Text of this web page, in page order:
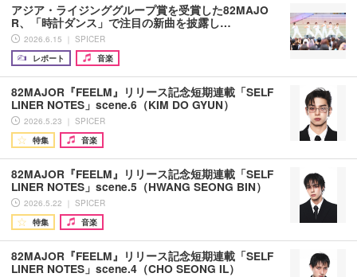
アジア・ライジンググループ賞を受賞した82MAJO
R、「時計ダンス」で注目の新曲を披露し…
2026.6.15 ｜ SPICER
レポート
音楽
82MAJOR『FEELM』リリース記念短期連載「SELF
LINER NOTES」scene.6（KIM DO GYUN）
2026.5.23 ｜ SPICER
特集
音楽
82MAJOR『FEELM』リリース記念短期連載「SELF
LINER NOTES」scene.5（HWANG SEONG BIN）
2026.5.22 ｜ SPICER
特集
音楽
82MAJOR『FEELM』リリース記念短期連載「SELF
LINER NOTES」scene.4（CHO SEONG IL）